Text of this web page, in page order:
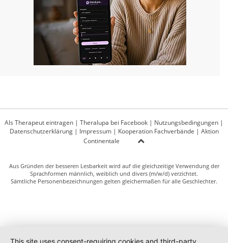
Als Therapeut eintragen | Theralupa bei Facebook | Nutzungsbedingungen |
Datenschutzerklärung| Impressum| Kooperation Fachverbände | Aktion
Continentale
Aus Gründen der besseren Lesbarkeit wird auf die gleichzeitige Verwendung der
Sprachformen männlich, weiblich und divers (m/w/d) verzichtet.
Sämtliche Personenbezeichnungen gelten gleichermaßen für alle Geschlechter.
This site uses consent-requiring cookies and third-party